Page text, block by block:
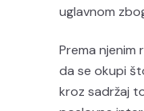
uglavnom
Prema njenim
da se okupi
kroz sadržaj